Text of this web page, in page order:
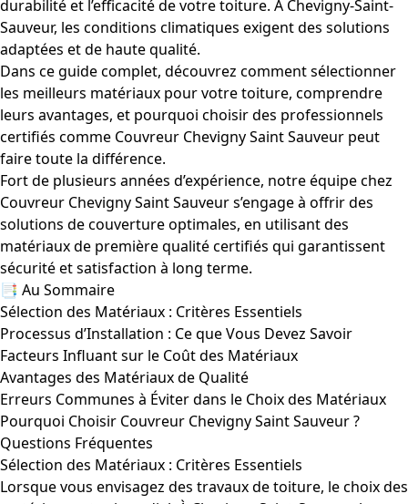
durabilité et l’efficacité de votre toiture. À Chevigny-Saint-
Sauveur, les conditions climatiques exigent des solutions
adaptées et de haute qualité.
Dans ce guide complet, découvrez comment sélectionner
les meilleurs matériaux pour votre toiture, comprendre
leurs avantages, et pourquoi choisir des professionnels
certifiés comme Couvreur Chevigny Saint Sauveur peut
faire toute la différence.
Fort de plusieurs années d’expérience, notre équipe chez
Couvreur Chevigny Saint Sauveur s’engage à offrir des
solutions de couverture optimales, en utilisant des
matériaux de première qualité certifiés qui garantissent
sécurité et satisfaction à long terme.
📑 Au Sommaire
Sélection des Matériaux : Critères Essentiels
Processus d’Installation : Ce que Vous Devez Savoir
Facteurs Influant sur le Coût des Matériaux
Avantages des Matériaux de Qualité
Erreurs Communes à Éviter dans le Choix des Matériaux
Pourquoi Choisir Couvreur Chevigny Saint Sauveur ?
Questions Fréquentes
Sélection des Matériaux : Critères Essentiels
Lorsque vous envisagez des travaux de toiture, le choix des